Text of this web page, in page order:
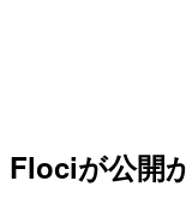
Flociが公開